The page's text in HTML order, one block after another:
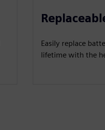
Easily replace
lifetime with the